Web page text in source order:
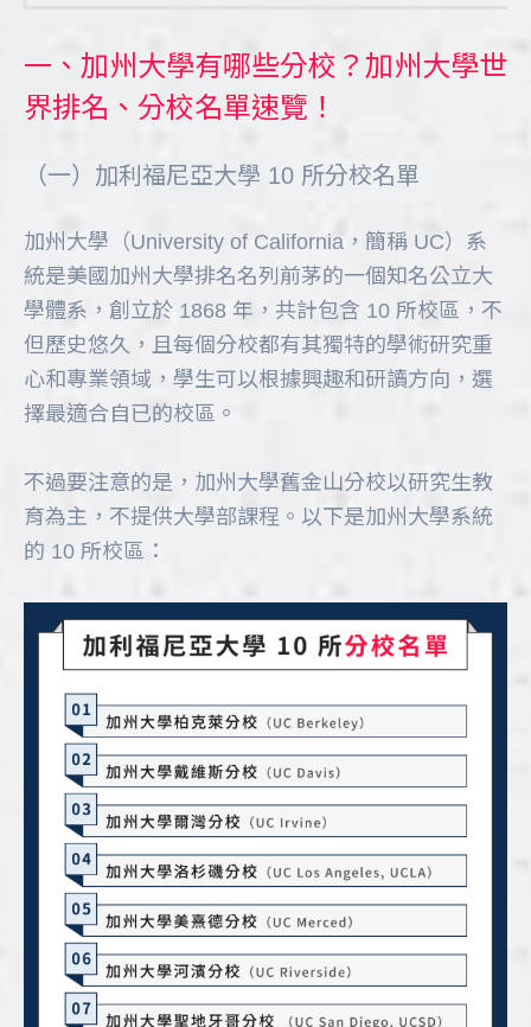
一、加州大學有哪些分校？加州大學世
界排名、分校名單速覽！
（一）加利福尼亞大學 10 所分校名單
加州大學（University of California，簡稱 UC）系
統是美國加州大學排名名列前茅的一個知名公立大
學體系，創立於 1868 年，共計包含 10 所校區，不
但歷史悠久，且每個分校都有其獨特的學術研究重
心和專業領域，學生可以根據興趣和研讀方向，選
擇最適合自已的校區。
不過要注意的是，加州大學舊金山分校以研究生教
育為主，不提供大學部課程。以下是加州大學系統
的 10 所校區：